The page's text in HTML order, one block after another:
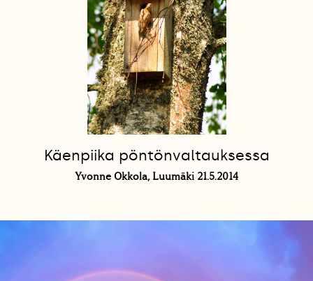
Käenpiika pöntönvaltauksessa
Yvonne Okkola, Luumäki 21.5.2014